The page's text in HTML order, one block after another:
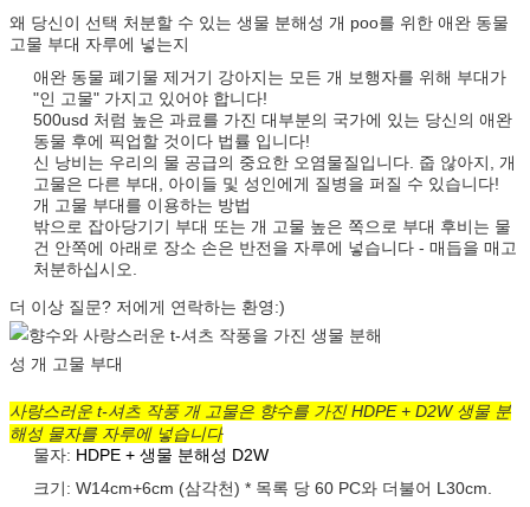
왜 당신이 선택 처분할 수 있는 생물 분해성 개 poo를 위한 애완 동물
고물 부대 자루에 넣는지
애완 동물 폐기물 제거기 강아지는 모든 개 보행자를 위해 부대가
"인 고물" 가지고 있어야 합니다!
500usd 처럼 높은 과료를 가진 대부분의 국가에 있는 당신의 애완
동물 후에 픽업할 것이다 법률 입니다!
신 낭비는 우리의 물 공급의 중요한 오염물질입니다. 줍 않아지, 개
고물은 다른 부대, 아이들 및 성인에게 질병을 퍼질 수 있습니다!
개 고물 부대를 이용하는 방법
밖으로 잡아당기기 부대 또는 개 고물 높은 쪽으로 부대 후비는 물
건 안쪽에 아래로 장소 손은 반전을 자루에 넣습니다 - 매듭을 매고
처분하십시오.
더 이상 질문? 저에게 연락하는 환영:)
사랑스러운 t-셔츠 작풍 개 고물은 향수를 가진 HDPE + D2W 생물 분
해성 물자를 자루에 넣습니다
물자: HDPE + 생물 분해성 D2W
크기: W14cm+6cm (삼각천) * 목록 당 60 PC와 더불어 L30cm.